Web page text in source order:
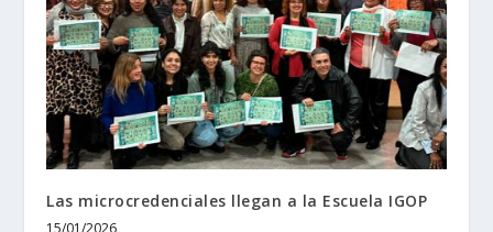
Las microcredenciales llegan a la Escuela IGOP
15/01/2026